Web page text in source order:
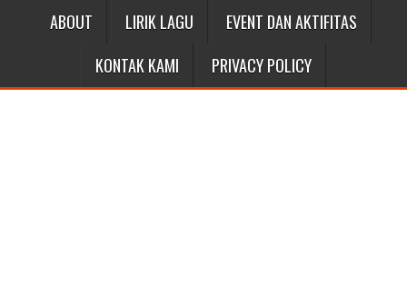
ABOUT LIRIK LAGU
EVENT DAN AKTIFITAS
KONTAK KAMI
PRIVACY POLICY